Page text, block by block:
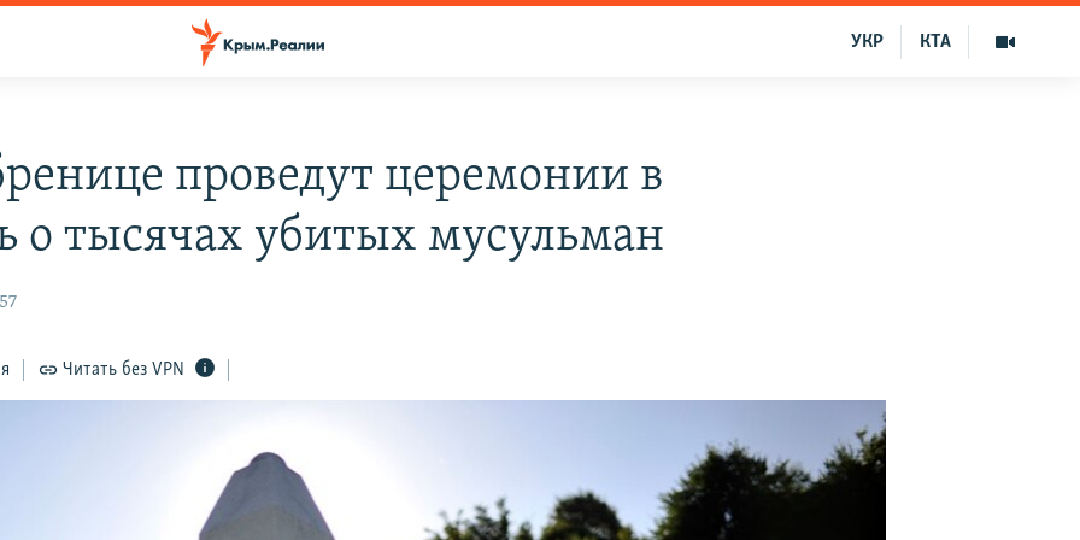
КТА
УКР
проведут церемонии в
о тысячах убитых мусульман
Читать без VPN